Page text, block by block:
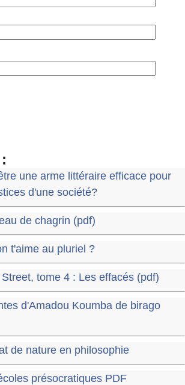
une arme littéraire efficace pour
d'une société?
de chagrin (pdf)
t'aime au pluriel ?
tome 4 : Les effacés (pdf)
d'Amadou Koumba de birago
de nature en philosophie
présocratiques PDF